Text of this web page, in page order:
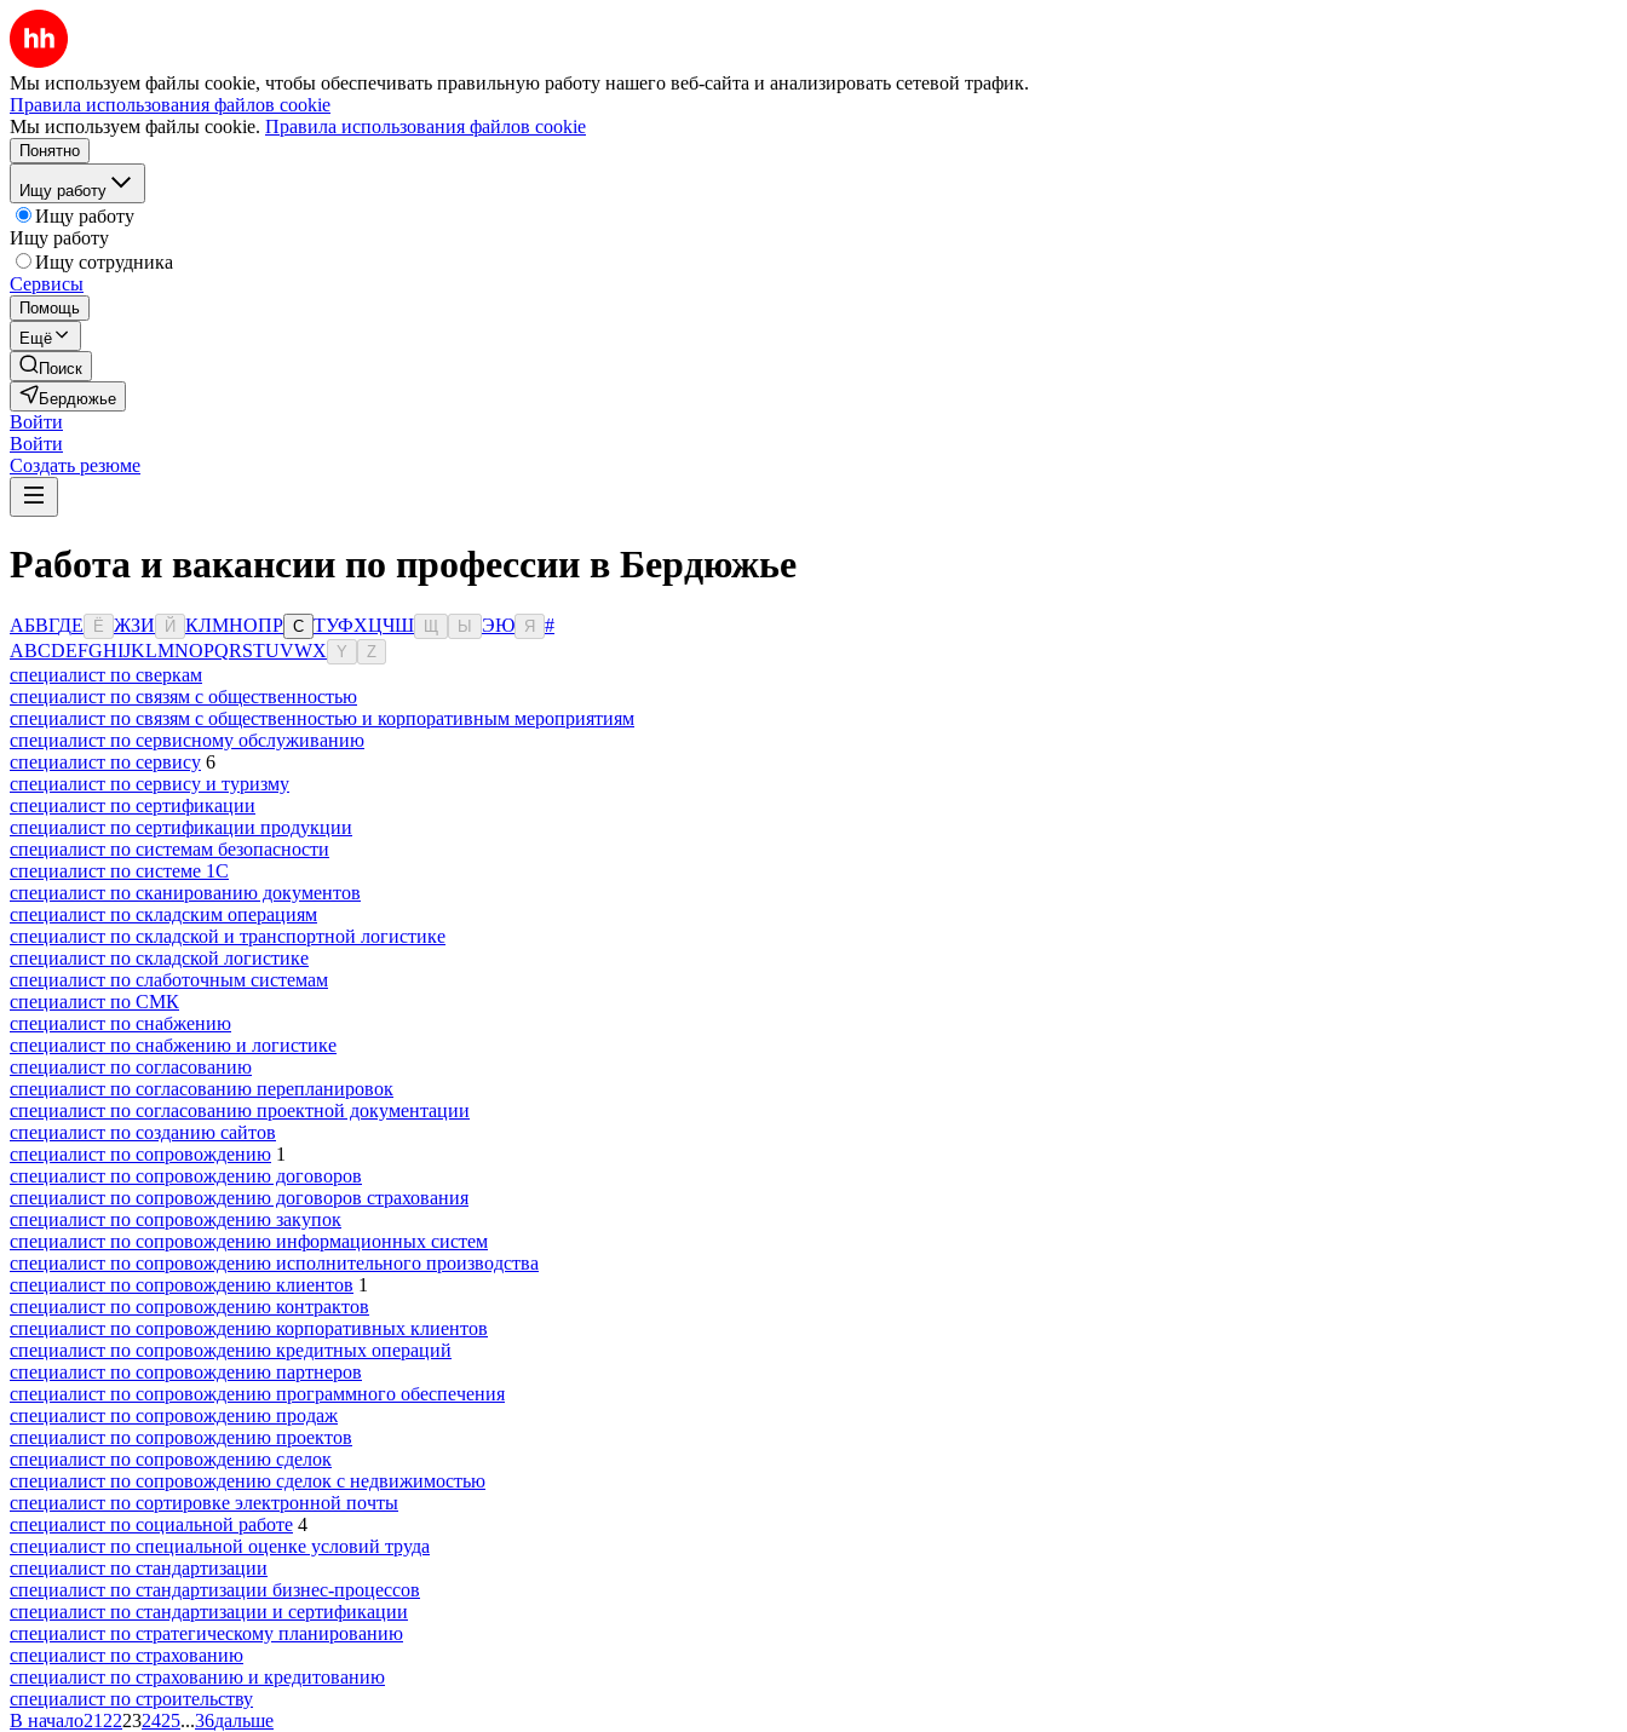
Мы используем файлы cookie, чтобы обеспечивать правильную работу нашего веб-сайта и анализировать сетевой трафик.
Правила использования файлов cookie
Мы используем файлы cookie. Правила использования файлов cookie
Понятно
Ищу работу
Ищу работу
Ищу работу
Ищу сотрудника
Сервисы
Помощь
Ещё
Поиск
Бердюжье
Войти
Войти
Создать резюме
Работа и вакансии по профессии в Бердюжье
АБВГДЕ Ё ЖЗИ Й КЛМНОПР С ТУФХЦЧШ Ы ЭЮ Я
#
ABCDEFGHIJKLMNOPQRSTUVWX Y Z
специалист по сверкам
специалист по связям с общественностью
специалист по связям с общественностью и корпоративным мероприятиям
специалист по сервисному обслуживанию
специалист по сервису 6
специалист по сервису и туризму
специалист по сертификации
специалист по сертификации продукции
специалист по системам безопасности
специалист по системе 1С
специалист по сканированию документов
специалист по складским операциям
специалист по складской и транспортной логистике
специалист по складской логистике
специалист по слаботочным системам
специалист по СМК
специалист по снабжению
специалист по снабжению и логистике
специалист по согласованию
специалист по согласованию перепланировок
специалист по согласованию проектной документации
специалист по созданию сайтов
специалист по сопровождению 1
специалист по сопровождению договоров
специалист по сопровождению договоров страхования
специалист по сопровождению закупок
специалист по сопровождению информационных систем
специалист по сопровождению исполнительного производства
специалист по сопровождению клиентов 1
специалист по сопровождению контрактов
специалист по сопровождению корпоративных клиентов
специалист по сопровождению кредитных операций
специалист по сопровождению партнеров
специалист по сопровождению программного обеспечения
специалист по сопровождению продаж
специалист по сопровождению проектов
специалист по сопровождению сделок
специалист по сопровождению сделок с недвижимостью
специалист по сортировке электронной почты
специалист по социальной работе 4
специалист по специальной оценке условий труда
специалист по стандартизации
специалист по стандартизации бизнес-процессов
специалист по стандартизации и сертификации
специалист по стратегическому планированию
специалист по страхованию
специалист по страхованию и кредитованию
специалист по строительству
В начало21 22232425...36дальше